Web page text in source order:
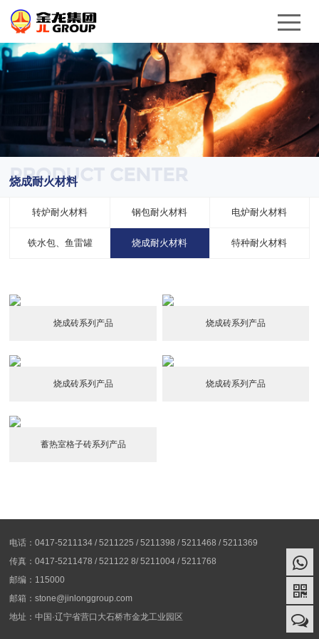
PRODUCT CENTER
烧成耐火材料
转炉耐火材料 钢包耐火材料 电炉耐火材料
铁水包、鱼雷罐 烧成耐火材料 特种耐火材料
烧成砖系列产品 烧成砖系列产品
烧成砖系列产品 烧成砖系列产品
蓄热室格子砖系列产品
电话：0417-5211134 / 5211225 / 5211398 / 5211468 / 5211369
传真：0417-5211478 / 521122 8/ 5211004 / 5211768
邮编：115000
邮箱：stone@jinlonggroup.com
地址：中国·辽宁省营口大石桥市金龙工业园区